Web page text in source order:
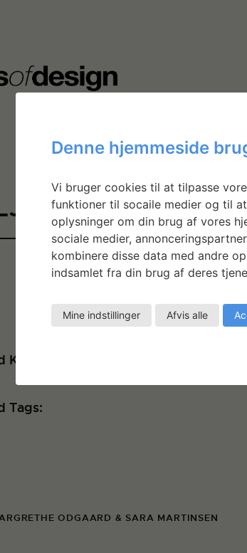
Kategorier:
Tags:
ARRANGØR
Statens Værksteder for
Kunst
ODGAARD & SARA MARTINSEN
Denne hjemmeside
Vi bruger cookies til at tilpasse
funktioner til socaile medier og til
oplysninger om din brug af vores
sociale medier,
kombinere disse data med andre
indsamlet fra din brug af deres
Mine indstillinger Afvis alle